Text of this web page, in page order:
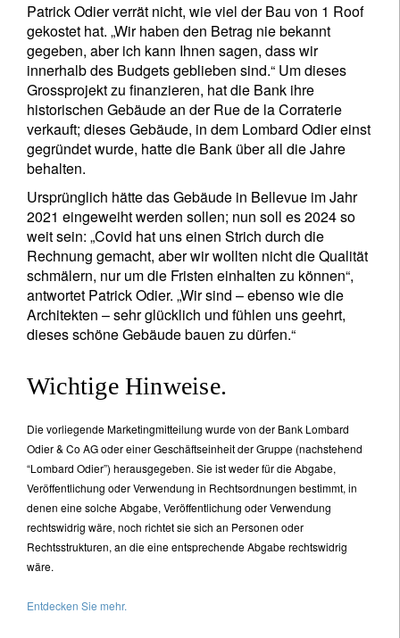
Patrick Odier verrät nicht, wie viel der Bau von 1 Roof
gekostet hat. „Wir haben den Betrag nie bekannt
gegeben, aber ich kann Ihnen sagen, dass wir
innerhalb des Budgets geblieben sind.“ Um dieses
Grossprojekt zu finanzieren, hat die Bank ihre
historischen Gebäude an der Rue de la Corraterie
verkauft; dieses Gebäude, in dem Lombard Odier einst
gegründet wurde, hatte die Bank über all die Jahre
behalten.
Ursprünglich hätte das Gebäude in Bellevue im Jahr
2021 eingeweiht werden sollen; nun soll es 2024 so
weit sein: „Covid hat uns einen Strich durch die
Rechnung gemacht, aber wir wollten nicht die Qualität
schmälern, nur um die Fristen einhalten zu können“,
antwortet Patrick Odier. „Wir sind – ebenso wie die
Architekten – sehr glücklich und fühlen uns geehrt,
dieses schöne Gebäude bauen zu dürfen.“
Wichtige Hinweise.
Die vorliegende Marketingmitteilung wurde von der Bank Lombard
Odier & Co AG oder einer Geschäftseinheit der Gruppe (nachstehend
“Lombard Odier”) herausgegeben. Sie ist weder für die Abgabe,
Veröffentlichung oder Verwendung in Rechtsordnungen bestimmt, in
denen eine solche Abgabe, Veröffentlichung oder Verwendung
rechtswidrig wäre, noch richtet sie sich an Personen oder
Rechtsstrukturen, an die eine entsprechende Abgabe rechtswidrig
wäre.
Entdecken Sie mehr.